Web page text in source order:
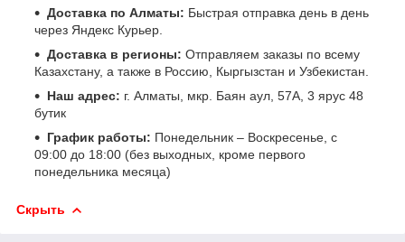
Доставка по Алматы: Быстрая отправка день в день
через Яндекс Курьер.
Доставка в регионы: Отправляем заказы по всему
Казахстану, а также в Россию, Кыргызстан и Узбекистан.
Наш адрес: г. Алматы, мкр. Баян аул, 57А, 3 ярус 48
бутик
График работы: Понедельник – Воскресенье, с
09:00 до 18:00 (без выходных, кроме первого
понедельника месяца)
Скрыть